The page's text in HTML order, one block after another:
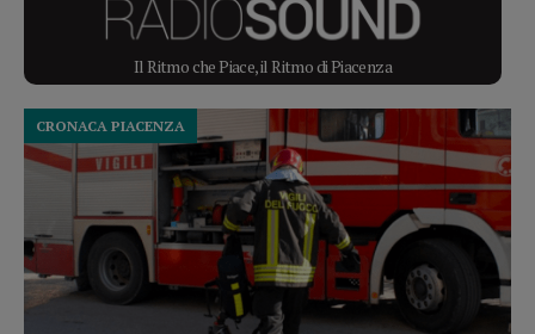
Il Ritmo che Piace, il Ritmo di Piacenza
CRONACA PIACENZA